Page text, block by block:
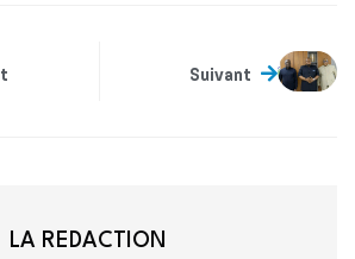
Suivant
LA REDACTION